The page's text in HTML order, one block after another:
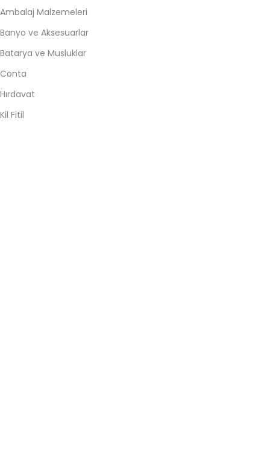
Ambalaj Malzemeleri
Banyo ve Aksesuarlar
Batarya ve Musluklar
Conta
Hırdavat
Kil Fitil